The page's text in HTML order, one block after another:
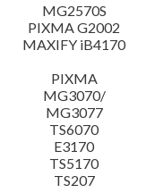
MG2570S
PIXMA G2002
MAXIFY iB4170
PIXMA
MG3070/
MG3077
TS6070
E3170
TS5170
TS207